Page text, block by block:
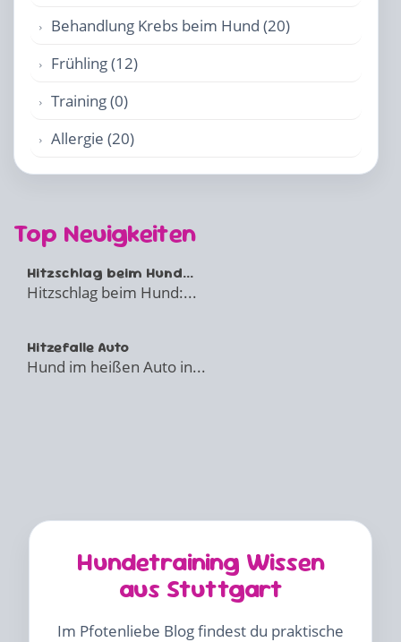
Behandlung Krebs beim Hund (20)
Frühling (12)
Training (0)
Allergie (20)
Top Neuigkeiten
Hitzschlag beim Hund...
Hitzschlag beim Hund:...
Hitzefalle Auto
Hund im heißen Auto in...
Hundetraining Wissen
aus Stuttgart
Im Pfotenliebe Blog findest du praktische